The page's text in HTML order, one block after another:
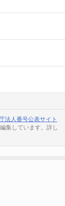
法人番号公表サイト
集しています。詳し